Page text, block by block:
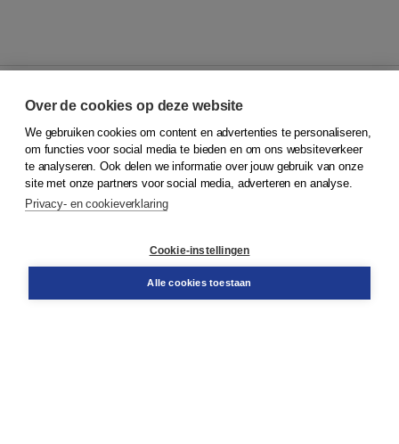
© 2026Koninklijke Boom uitgevers
Klantenservice
Service & informatie
Contact
Over de cookies op deze website
We gebruiken cookies om content en advertenties te personaliseren,
om functies voor social media te bieden en om ons websiteverkeer
te analyseren. Ook delen we informatie over jouw gebruik van onze
site met onze partners voor social media, adverteren en analyse.
Privacy- en cookieverklaring
Cookie-instellingen
Alle cookies toestaan